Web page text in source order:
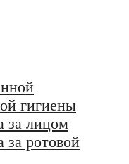
гигиены
за лицом
за ротовой